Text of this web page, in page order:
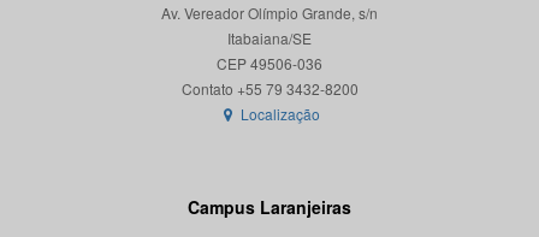
Av. Vereador Olímpio Grande, s/n
Itabaiana/SE
CEP 49506-036
Localização
Campus Laranjeiras